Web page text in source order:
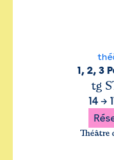
1, 2, 3
tg
14 →
Théâtre